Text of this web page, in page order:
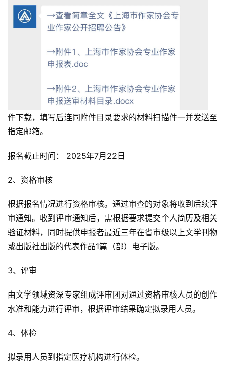
件下载，填写后连同附件目录要求的材料扫描件一并发送至
指定邮箱。
报名截止时间： 2025年7月22日
2、资格审核
根据报名情况进行资格审核。通过审查的对象将收到后续评
审通知。收到评审通知后，需根据要求提交个人简历及相关
验证材料，同时提供申报者最近三年在省市级以上文学刊物
或出版社出版的代表作品1篇（部）电子版。
3、评审
由文学领域资深专家组成评审团对通过资格审核人员的创作
水准和能力进行评审，根据评审结果确定拟录用人员。
4、体检
拟录用人员到指定医疗机构进行体检。